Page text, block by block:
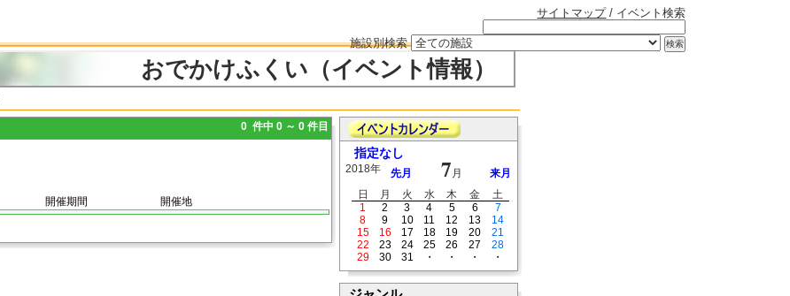
サイトマップ/ イベント検索
施設別検索
おでかけふくい（イベント情報）
0 件中 0 ～ 0 件目
開催期間 開催地
指定なし
2018年 先月 7 月
来月
日
月 火 水 木 金
土
1
2 3 4 5 6
7
8
9 10 11 12 13
14
15
16 17 18 19 20
21
22
23 24 25 26 27
28
29
30 31 ・ ・ ・ ・